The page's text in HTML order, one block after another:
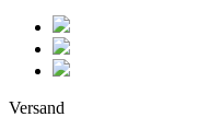
Versand